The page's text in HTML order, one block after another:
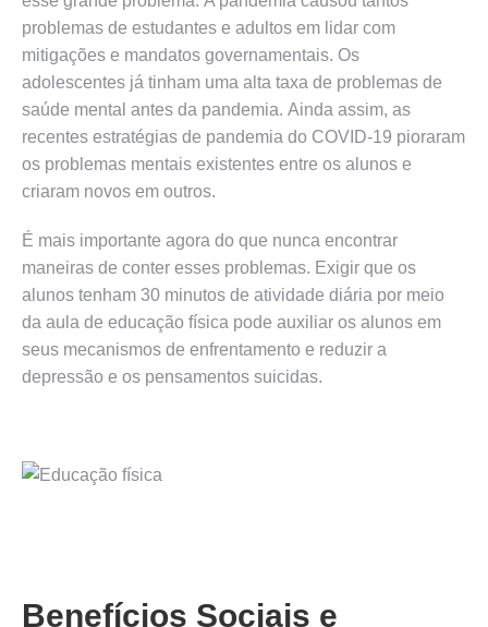
problemas de estudantes e adultos em lidar com
mitigações e mandatos governamentais. Os
adolescentes já tinham uma alta taxa de problemas de
saúde mental antes da pandemia. Ainda assim, as
recentes estratégias de pandemia do COVID-19 pioraram
os problemas mentais existentes entre os alunos e
criaram novos em outros.
É mais importante agora do que nunca encontrar
maneiras de conter esses problemas. Exigir que os
alunos tenham 30 minutos de atividade diária por meio
da aula de educação física pode auxiliar os alunos em
seus mecanismos de enfrentamento e reduzir a
depressão e os pensamentos suicidas.
Benefícios Sociais e